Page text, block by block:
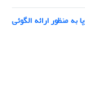
منظور ارائه الگوئی